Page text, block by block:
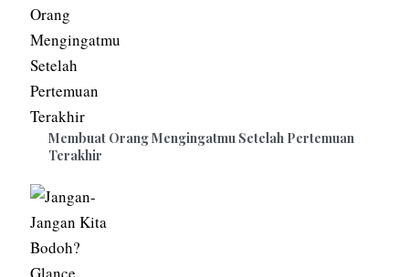
Membuat Orang Mengingatmu Setelah Pertemuan
Terakhir